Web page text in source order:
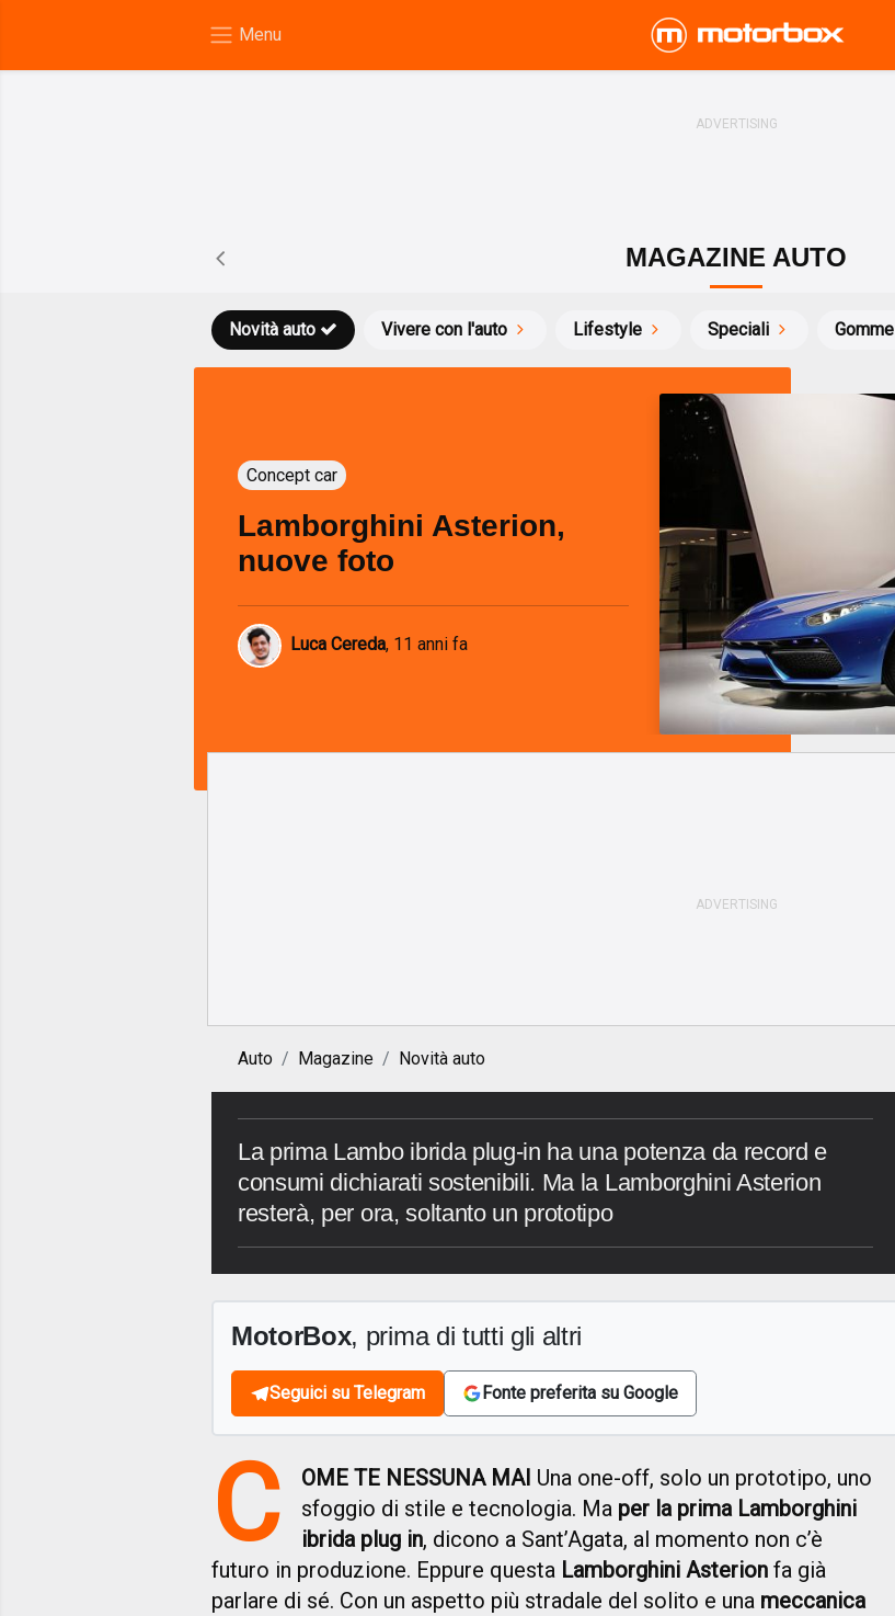
MAGAZINE AUTO
Novità auto Vivere con l'auto Lifestyle Speciali Gomme
Concept car
Lamborghini Asterion,
nuove foto
Luca Cereda, 11 anni fa
Auto Magazine Novità auto
La prima Lambo ibrida plug-in ha una potenza da record e
consumi dichiarati sostenibili. Ma la Lamborghini Asterion
resterà, per ora, soltanto un prototipo
MotorBox, prima di tutti gli altri
Seguici su Telegram Fonte preferita su Google
C OME TE NESSUNA MAI Una one-off, solo un prototipo, uno
sfoggio di stile e tecnologia. Ma per la prima Lamborghini
ibrida plug in, dicono a Sant’Agata, al momento non c’è
futuro in produzione. Eppure questa Lamborghini Asterion fa già
parlare di sé. Con un aspetto più stradale del solito e una meccanica